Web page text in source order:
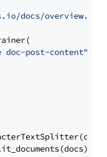
docs/overview.md"
doc-post-content"